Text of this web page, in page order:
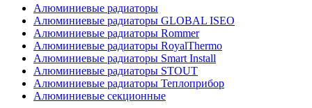
Алюминиевые радиаторы
Алюминиевые радиаторы GLOBAL ISEO
Алюминиевые радиаторы Rommer
Алюминиевые радиаторы RoyalThermo
Алюминиевые радиаторы Smart Install
Алюминиевые радиаторы STOUT
Алюминиевые радиаторы Теплоприбор
Алюминиевые секционные